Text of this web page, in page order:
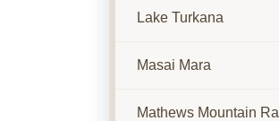
Lake Turkana
Masai Mara
Mathews Mountain